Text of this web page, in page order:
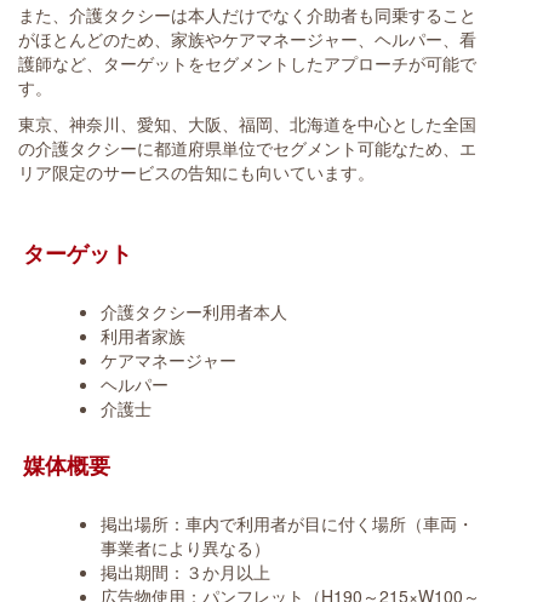
また、介護タクシーは本人だけでなく介助者も同乗すること
がほとんどのため、家族やケアマネージャー、ヘルパー、看
護師など、ターゲットをセグメントしたアプローチが可能で
す。
東京、神奈川、愛知、大阪、福岡、北海道を中心とした全国
の介護タクシーに都道府県単位でセグメント可能なため、エ
リア限定のサービスの告知にも向いています。
ターゲット
介護タクシー利用者本人
利用者家族
ケアマネージャー
ヘルパー
介護士
媒体概要
掲出場所：車内で利用者が目に付く場所（車両・
事業者により異なる）
掲出期間：３か月以上
広告物使用：パンフレット（H190～215×W100～